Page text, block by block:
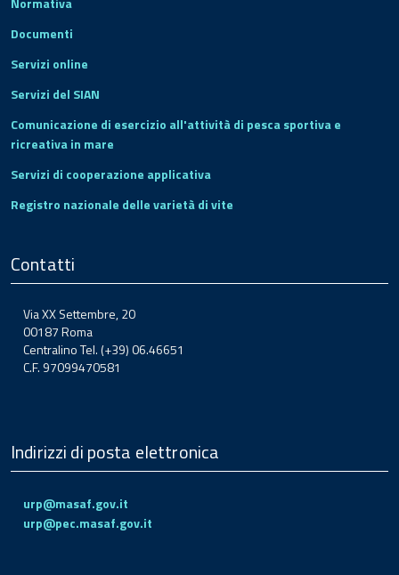
Documenti
Servizi online
Servizi del SIAN
Comunicazione di esercizio all'attività di pesca sportiva e
ricreativa in mare
Servizi di cooperazione applicativa
Registro nazionale delle varietà di vite
Contatti
Via XX Settembre, 20
00187 Roma
Centralino Tel. (+39) 06.46651
C.F. 97099470581
Indirizzi di posta elettronica
urp@masaf.gov.it
urp@pec.masaf.gov.it